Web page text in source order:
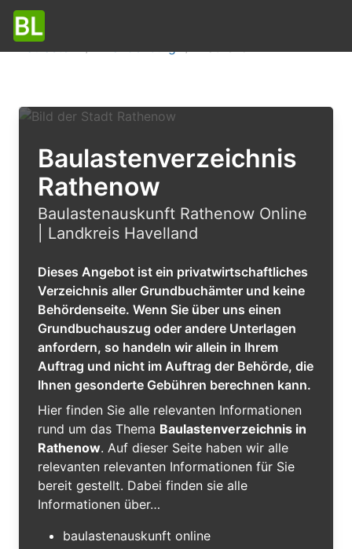
Baulastenverzeichnis
Rathenow
Baulastenauskunft Rathenow Online
| Landkreis Havelland
Dieses Angebot ist ein privatwirtschaftliches
Verzeichnis aller Grundbuchämter und keine
Behördenseite. Wenn Sie über uns einen
Grundbuchauszug oder andere Unterlagen
anfordern, so handeln wir allein in Ihrem
Auftrag und nicht im Auftrag der Behörde, die
Ihnen gesonderte Gebühren berechnen kann.
Hier finden Sie alle relevanten Informationen
rund um das Thema Baulastenverzeichnis in
Rathenow. Auf dieser Seite haben wir alle
relevanten relevanten Informationen für Sie
bereit gestellt. Dabei finden sie alle
Informationen über…
baulastenauskunft online